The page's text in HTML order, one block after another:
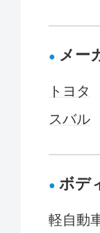
メー
トヨタ
スバル
ボデ
軽自動